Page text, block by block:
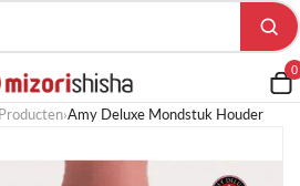
0
›Amy Deluxe Mondstuk Houder